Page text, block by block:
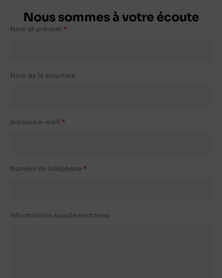
Nous sommes à votre écoute
Nom et prénom
Nom de la structure
Adresse e-mail
Numéro de téléphone
Informations supplémentaires